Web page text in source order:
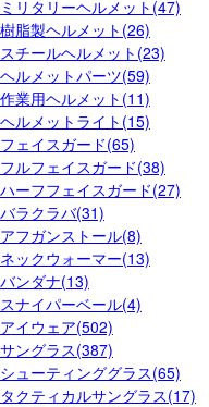
ミリタリーヘルメット(47)
樹脂製ヘルメット(26)
スチールヘルメット(23)
ヘルメットパーツ(59)
作業用ヘルメット(11)
ヘルメットライト(15)
フェイスガード(65)
フルフェイスガード(38)
ハーフフェイスガード(27)
バラクラバ(31)
アフガンストール(8)
ネックウォーマー(13)
バンダナ(13)
スナイパーベール(4)
アイウェア(502)
サングラス(387)
シューティンググラス(65)
タクティカルサングラス(17)